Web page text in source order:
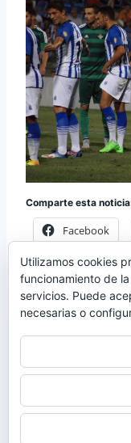
Comparte esta
Facebook
Más
© 2026
Utilizamos cookies
funcionamiento de
servicios. Puede
necesarias o